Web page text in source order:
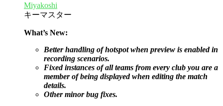
Miyakoshi
キーマスター
What’s New:
Better handling of hotspot when preview is enabled in
recording scenarios.
Fixed instances of all teams from every club you are a
member of being displayed when editing the match
details.
Other minor bug fixes.